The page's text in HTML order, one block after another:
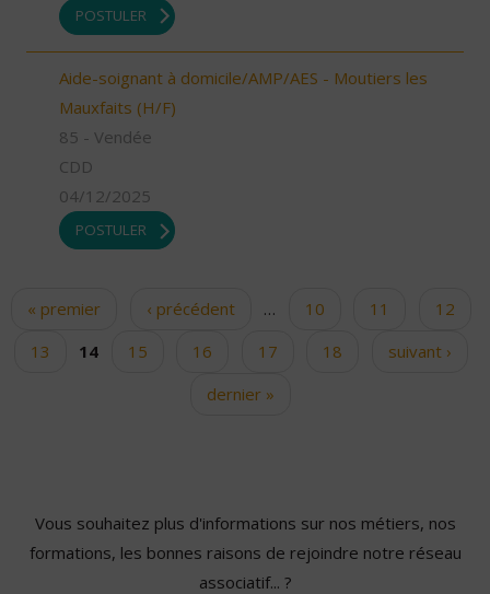
POSTULER
Aide-soignant à domicile/AMP/AES - Moutiers les
Mauxfaits (H/F)
85 - Vendée
CDD
04/12/2025
POSTULER
Pages
« premier ‹ précédent … 10 11
12
13
14 15 16 17 18
suivant ›
dernier »
Vous souhaitez plus d'informations sur nos métiers, nos
formations, les bonnes raisons de rejoindre notre réseau
associatif... ?